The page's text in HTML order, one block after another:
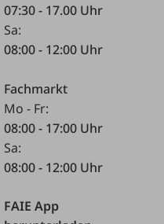
07:30 - 17.00 Uhr
Sa:
08:00 - 12:00 Uhr
Fachmarkt
Mo - Fr:
08:00 - 17:00 Uhr
Sa:
08:00 - 12:00 Uhr
FAIE App